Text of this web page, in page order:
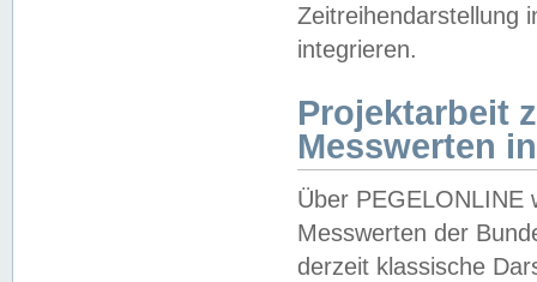
Zeitreihendarstellung
integrieren.
Projektarbeit
Messwerten
Über PEGELONLINE
Messwerten der
derzeit klassische